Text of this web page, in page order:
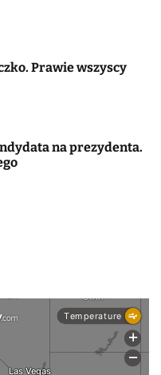
Prawie wszyscy
na prezydenta.